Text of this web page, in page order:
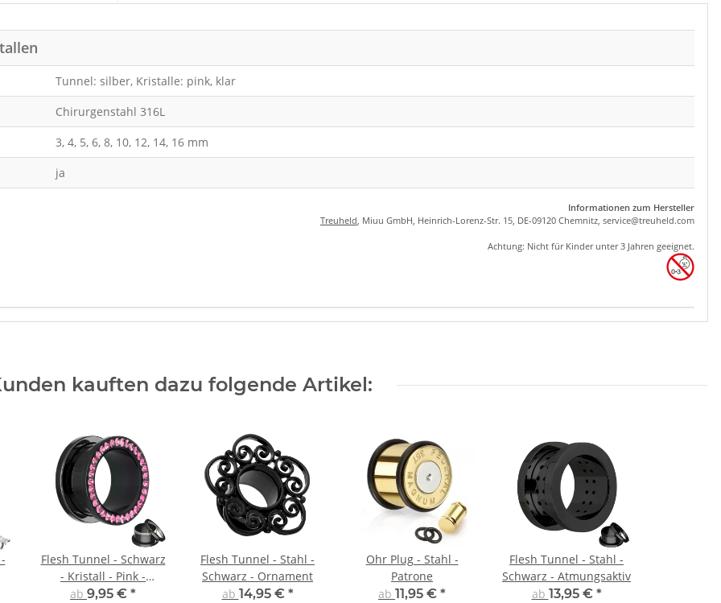
Tunnel: silber, Kristalle: pink, klar
Chirurgenstahl 316L
3, 4, 5, 6, 8, 10, 12, 14, 16 mm
ja
Informationen zum Hersteller
Treuheld, Miuu GmbH, Heinrich-Lorenz-Str. 15, DE-09120 Chemnitz, service@treuheld.com
Achtung: Nicht für Kinder unter 3 Jahren geeignet.
kauften dazu folgende Artikel:
Flesh Tunnel - Schwarz
- Kristall - Pink -
Schutzschicht
ab 9,95 € *
Flesh Tunnel - Stahl -
Schwarz - Ornament
ab 14,95 € *
Ohr Plug - Stahl -
Patrone
ab 11,95 € *
Flesh Tunnel - Stahl -
Schwarz - Atmungsaktiv
ab 13,95 € *